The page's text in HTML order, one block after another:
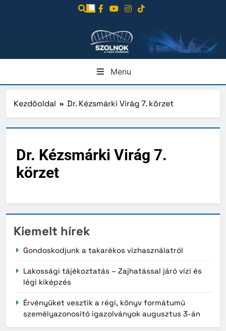
Menu
Kezdőoldal Dr. Kézsmárki Virág 7. körzet
Dr. Kézsmárki Virág 7.
körzet
Kiemelt hírek
Gondoskodjunk a takarékos vízhasználatról
Lakossági tájékoztatás – Zajhatással járó vízi és
légi kiképzés
Érvényüket vesztik a régi, könyv formátumú
személyazonosító igazolványok augusztus 3-án